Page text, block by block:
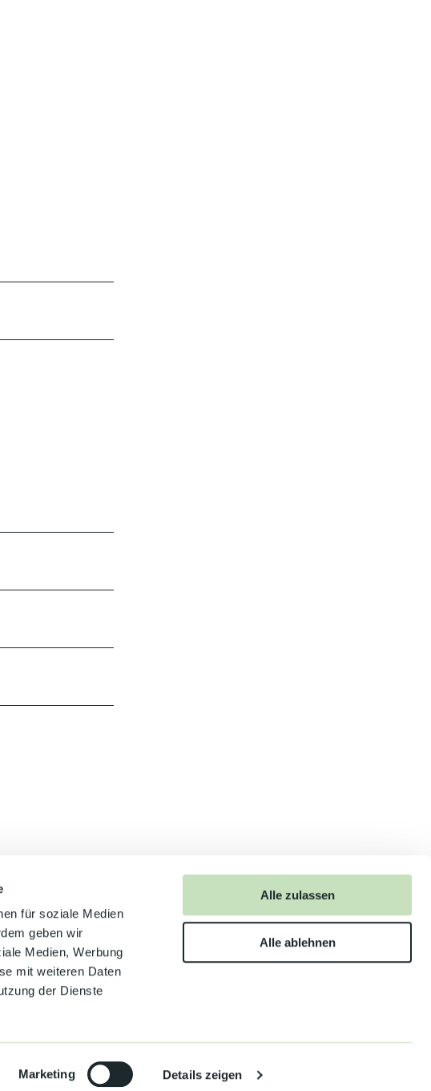
für soziale Medien
geben wir
Medien, Werbung
mit weiteren Daten
der Dienste
Marketing Details zeigen
Alle zulassen
Alle ablehnen